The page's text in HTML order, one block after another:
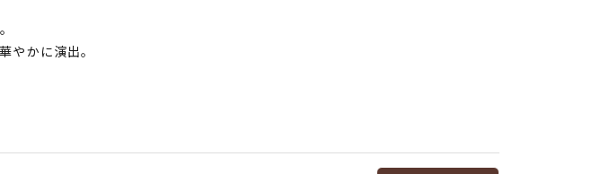
やかに演出。